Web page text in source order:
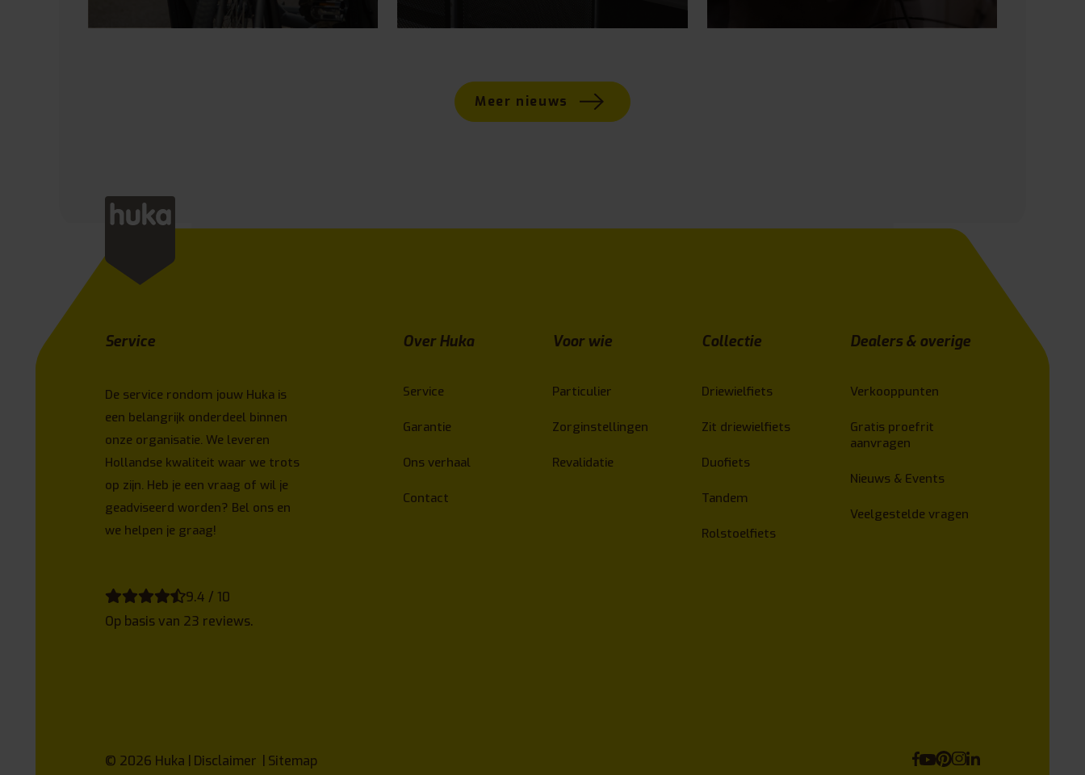
Meer nieuws
Service
De service rondom jouw Huka is
een belangrijk onderdeel binnen
onze organisatie. We leveren
Hollandse kwaliteit waar we trots
op zijn. Heb je een vraag of wil je
geadviseerd worden? Bel ons en
we helpen je graag!
9.4 / 10
Op basis van 23 reviews.
Over Huka
Service
Garantie
Ons verhaal
Contact
Voor wie
Particulier
Zorginstellingen
Revalidatie
Collectie
Driewielfiets
Zit driewielfiets
Duofiets
Tandem
Rolstoelfiets
Dealers & overige
Verkooppunten
Gratis proefrit
aanvragen
Nieuws & Events
Veelgestelde vragen
© 2026 Huka Disclaimer Sitemap